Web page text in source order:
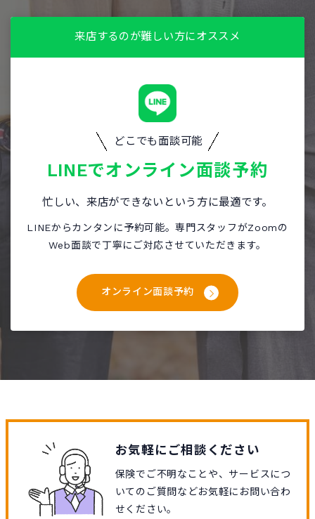
来店するのが難しい方にオススメ
どこでも面談可能
LINEでオンライン面談予約
忙しい、来店ができないという方に最適です。
LINEからカンタンに予約可能。専門スタッフがZoomの
Web面談で丁寧にご対応させていただきます。
オンライン面談予約
お気軽にご相談ください
保険でご不明なことや、サービスにつ
いてのご質問などお気軽にお問い合わ
せください。